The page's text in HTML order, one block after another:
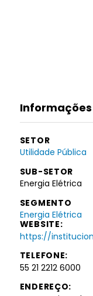
Informações
SETOR
Utilidade Pública
SUB-SETOR
Energia Elétrica
SEGMENTO
Energia Elétrica
WEBSITE:
https://
TELEFONE:
55 21 2212 6000
ENDEREÇO: